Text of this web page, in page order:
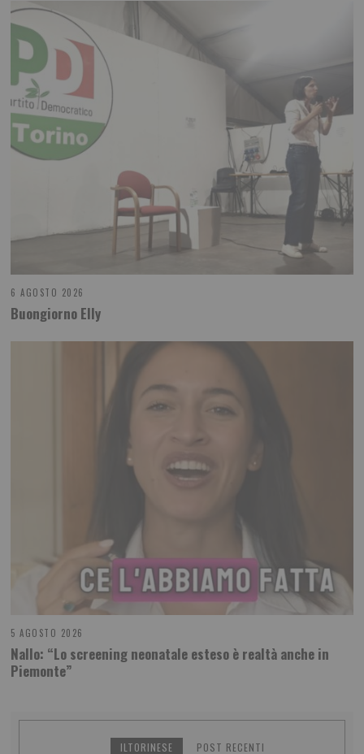
6 AGOSTO 2026
Buongiorno Elly
5 AGOSTO 2026
Nallo: “Lo screening neonatale esteso è realtà anche in
Piemonte”
ILTORINESE POST RECENTI